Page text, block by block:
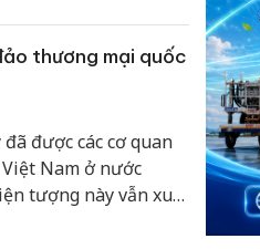
thương mại quốc
được các cơ quan
Nam ở nước
tượng này vẫn xuất